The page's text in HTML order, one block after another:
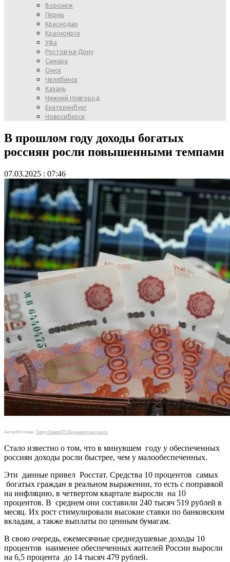
Воронеж
Пермь
Краснодар
Красноярск
Уфа
Ростов-на-Дону
Самара
Омск
Челябинск
Казань
Нижний Новгород
Екатеринбург
Новосибирск
В прошлом году доходы богатых
россиян росли повышенными темпами
07.03.2025 : 07:46
Автор/Источник: Тимур Ханов/ПГ/Парламентская газета
Стало известно о том, что в минувшем году у обеспеченных
россиян доходы росли быстрее, чем у малообеспеченных.
Эти данные привел Росстат. Средства 10 процентов самых
богатых граждан в реальном выражении, то есть с поправкой
на инфляцию, в четвертом квартале выросли на 10
процентов. В среднем они составили 240 тысяч 519 рублей в
месяц. Их рост стимулировали высокие ставки по банковским
вкладам, а также выплаты по ценным бумагам.
В свою очередь, ежемесячные среднедушевые доходы 10
процентов наименее обеспеченных жителей России выросли
на 6,5 процента до 14 тысяч 479 рублей.